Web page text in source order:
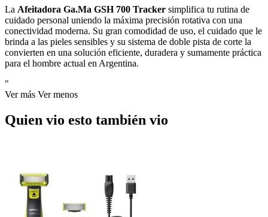
La Afeitadora Ga.Ma GSH 700 Tracker simplifica tu rutina de
cuidado personal uniendo la máxima precisión rotativa con una
conectividad moderna. Su gran comodidad de uso, el cuidado que le
brinda a las pieles sensibles y su sistema de doble pista de corte la
convierten en una solución eficiente, duradera y sumamente práctica
para el hombre actual en Argentina.
"
Ver más Ver menos
Quien vio esto también vio